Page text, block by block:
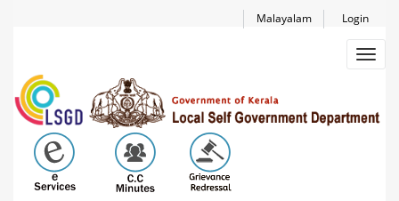
Login
Malayalam